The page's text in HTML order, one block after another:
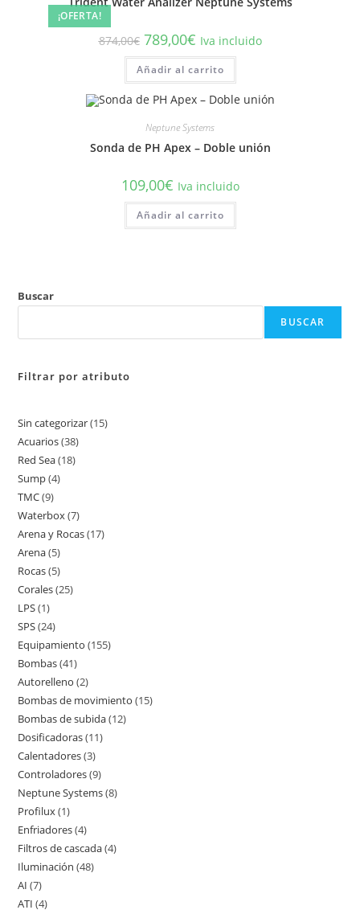
¡OFERTA!
874,00€ El
precio
original
era:
874,00€.
789,00€El
precio
actual
es:
789,00€.
Iva incluido
Añadir al carrito
Neptune Systems
Sonda de PH Apex – Doble unión
109,00€ Iva incluido
Añadir al carrito
Buscar
BUSCAR
Filtrar por atributo
Sin categorizar 1515
Acuarios 3838
productos
Red Sea 1818
Sump 44
TMC 99
productos
Waterbox 77
productos
Arena y Rocas 1717
Arena 55
productos
Rocas 55
productos
Corales 2525
LPS 11
producto
SPS 2424
productos
Equipamiento 155155
Bombas 4141
productos
Autorelleno 22
productos
Bombas de movimiento 1515
Bombas de subida 1212
Dosificadoras 1111
Calentadores 33
productos
Controladores 99
productos
Neptune Systems 88
Profilux 11
producto
Enfriadores 44
productos
Filtros de cascada 44
Iluminación 4848
AI 77
productos
ATI 44